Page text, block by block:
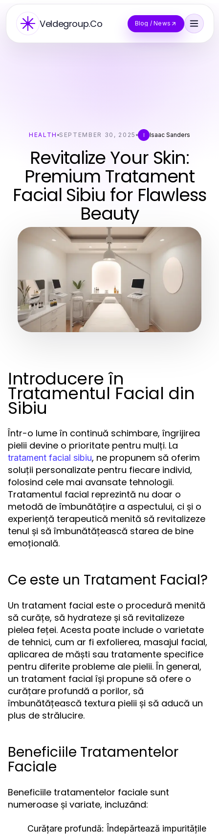
Veldegroup.Co Blog / News
HEALTH SEPTEMBER 30, 2025 I Isaac Sanders
Revitalize Your Skin:
Premium Tratament
Facial Sibiu for Flawless
Beauty
Introducere în
Tratamentul Facial din
Sibiu
Într-o lume în continuă schimbare, îngrijirea
pielii devine o prioritate pentru mulți. La
tratament facial sibiu, ne propunem să oferim
soluții personalizate pentru fiecare individ,
folosind cele mai avansate tehnologii.
Tratamentul facial reprezintă nu doar o
metodă de îmbunătățire a aspectului, ci și o
experiență terapeutică menită să revitalizeze
tenul și să îmbunătățească starea de bine
emoțională.
Ce este un Tratament Facial?
Un tratament facial este o procedură menită
să curățe, să hydrateze și să revitalizeze
pielea feței. Acesta poate include o varietate
de tehnici, cum ar fi exfolierea, masajul facial,
aplicarea de măști sau tratamente specifice
pentru diferite probleme ale pielii. În general,
un tratament facial își propune să ofere o
curățare profundă a porilor, să
îmbunătățească textura pielii și să aducă un
plus de strălucire.
Beneficiile Tratamentelor
Faciale
Beneficiile tratamentelor faciale sunt
numeroase și variate, incluzând:
Curățare profundă: Îndepărtează impuritățile